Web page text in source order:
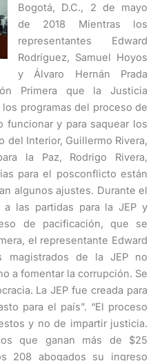
Bogotá, D.C., 2 de mayo
de 2018 Mientras los
representantes Edward
Rodríguez, Samuel Hoyos
y Álvaro Hernán Prada
Primera que la Justicia
los programas del proceso de
funcionar y para saquear los
Interior, Guillermo Rivera,
la Paz, Rodrigo Rivera,
para el posconflicto están
algunos ajustes. Durante el
las partidas para la JEP y
de pacificación, que se
el representante Edward
magistrados de la JEP no
a fomentar la corrupción. Se
La JEP fue creada para
para el país”. “El proceso
y no de impartir justicia.
que ganan más de $25
208 abogados su ingreso